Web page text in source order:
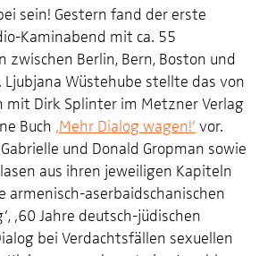
sein! Gestern fand der erste
Kaminabend mit ca. 55
zwischen Berlin, Bern, Boston und
Wüstehube stellte das von
mit Dirk Splinter im Metzner Verlag
Buch ‚Mehr Dialog wagen!’ vor.
und Donald Gropman sowie
aus ihren jeweiligen Kapiteln
armenisch-aserbaidschanischen
‚60 Jahre deutsch-jüdischen
bei Verdachtsfällen sexuellen